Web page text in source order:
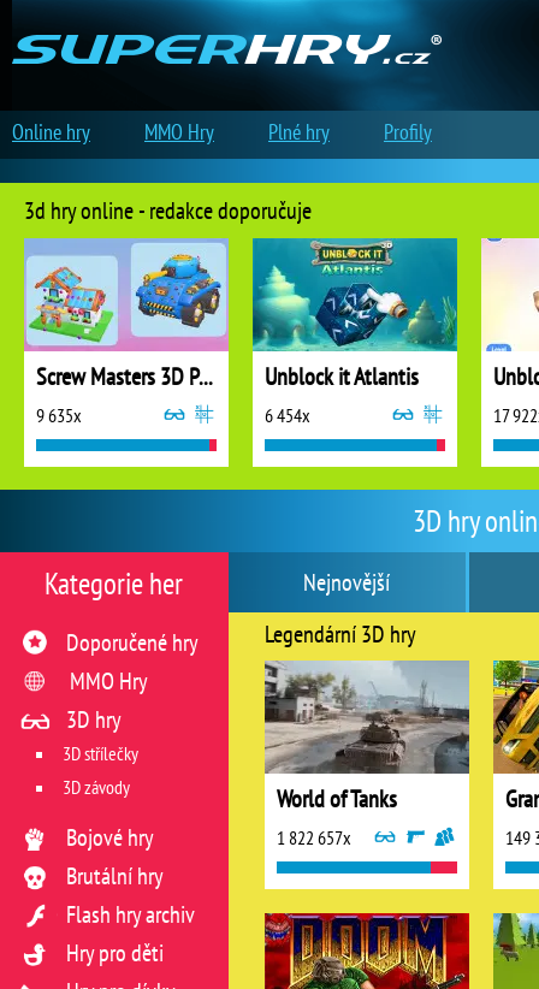
3D hry
Nejnovější
Legendární 3D hry
World of Tanks
1 822 657x 149
Kategorie her
Doporučené hry
MMO Hry
3D hry
3D střílečky
3D závody
Bojové hry
Brutální hry
Flash hry archiv
Hry pro děti
3d hry online - redakce doporučuje
Screw Masters 3D Puzzle
9 635x
Unblock it Atlantis
6 454x 17
Online hry MMO Hry Plné hry Profily